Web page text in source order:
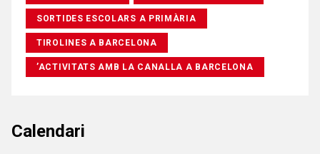
SORTIDES ESCOLARS A PRIMÀRIA
TIROLINES A BARCELONA
’ACTIVITATS AMB LA CANALLA A BARCELONA
Calendari